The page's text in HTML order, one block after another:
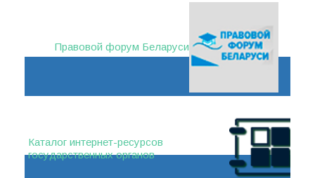
Правовой форум Беларуси
Каталог интернет-ресурсов
государственных органов